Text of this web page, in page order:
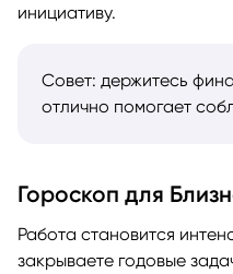
инициативу.
Совет: держитесь
отлично помогает
Гороскоп для
Работа становится
закрываете годовые